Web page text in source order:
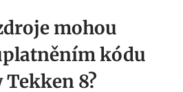
mohou
kódu
8?